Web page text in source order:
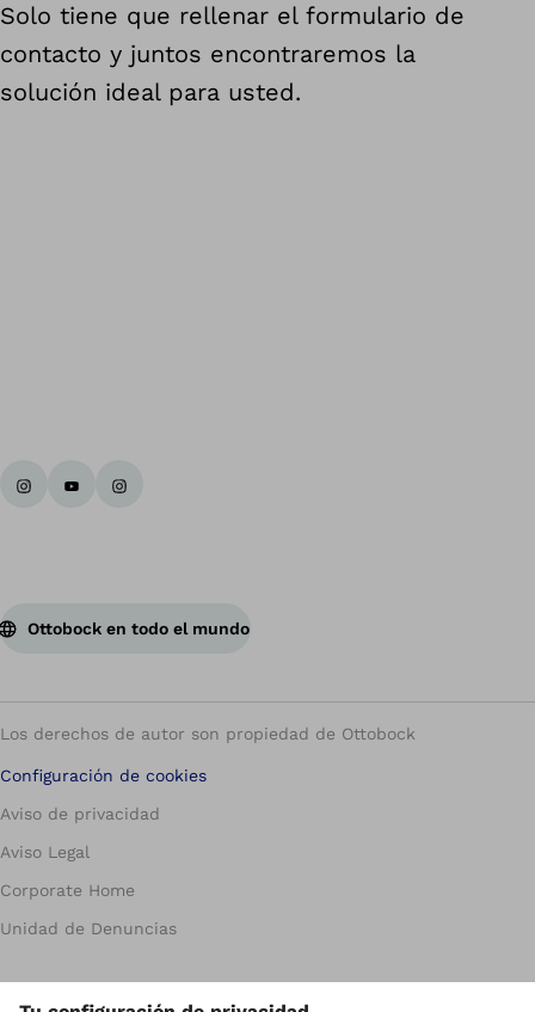
Solo tiene que rellenar el formulario de
contacto y juntos encontraremos la
solución ideal para usted.
Ottobock en todo el mundo
Los derechos de autor son propiedad de Ottobock
Configuración de cookies
Aviso de privacidad
Aviso Legal
Corporate Home
Unidad de Denuncias